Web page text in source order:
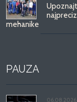
mehanike
PAUZA
06.08.2026.